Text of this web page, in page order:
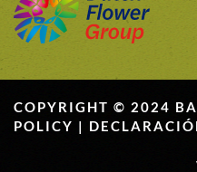
COPYRIGHT © 2024
POLICY |